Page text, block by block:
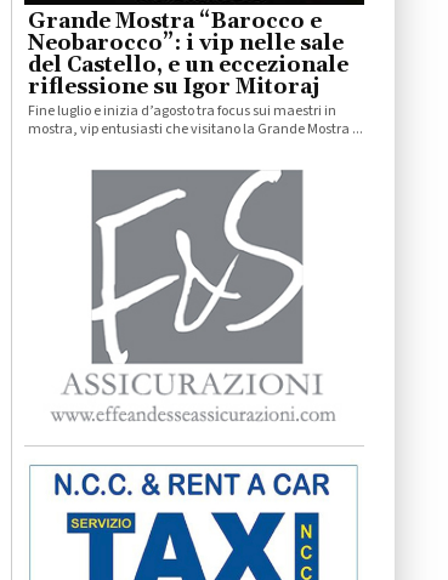
Grande Mostra “Barocco e
Neobarocco”: i vip nelle sale
del Castello, e un eccezionale
riflessione su Igor Mitoraj
Fine luglio e inizia d’agosto tra focus sui maestri in
mostra, vip entusiasti che visitano la Grande Mostra ...